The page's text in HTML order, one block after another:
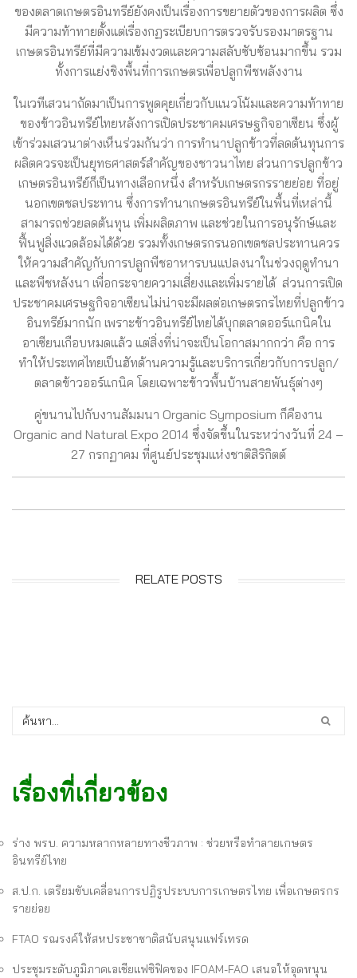
ของตลาดเกษตรอินทรีย์ยังคงเป็นเรื่องการขยายตัวของการผลิต ซึ่ง
มีความท้าทายตั้งแต่เรื่องกฏระเบียบการตรวจรับรองมาตรฐาน
เกษตรอินทรีย์ที่มีความเข้มงวดและความสลับซับซ้อนมากขึ้น รวม
ทั้งการแย่งชิงพื้นที่การเกษตรเพื่อปลูกพืชพลังงาน
ในเวทีเสวนาถัดมาเป็นการพูดคุยเกี่ยวกับแนวโน้มและความท้าทาย
ของข้าวอินทรีย์ไทยหลังการเปิดประชาคมเศรษฐกิจอาเซียน ซึ่งผู้
เข้าร่วมเสวนาต่างเห็นร่วมกันว่า การทำนาปลูกข้าวที่ลดต้นทุนการ
ผลิตควรจะเป็นยุทธศาสตร์สำคัญของชาวนาไทย ส่วนการปลูกข้าว
เกษตรอินทรีย์ก็เป็นทางเลือกหนึ่ง สำหรับเกษตรกรรายย่อย ที่อยู่
นอกเขตชลประทาน ซึ่งการทำนาเกษตรอินทรีย์ในพื้นที่เหล่านี้
สามารถช่วยลดต้นทุน เพิ่มผลิตภาพ และช่วยในการอนุรักษ์และ
ฟื้นฟูสิ่งแวดล้อมได้ด้วย รวมทั้งเกษตรกรนอกเขตชลประทานควร
ให้ความสำคัญกับการปลูกพืชอาหารบนแปลงนาในช่วงฤดูทำนา
และพืชหลังนา เพื่อกระจายความเสี่ยงและเพิ่มรายได้ ส่วนการเปิด
ประชาคมเศรษฐกิจอาเซียนไม่น่าจะมีผลต่อเกษตรกรไทยที่ปลูกข้าว
อินทรีย์มากนัก เพราะข้าวอินทรีย์ไทยได้บุกตลาดออร์แกนิคใน
อาเซียนเกือบหมดแล้ว แต่สิ่งที่น่าจะเป็นโอกาสมากกว่า คือ การ
ทำให้ประเทศไทยเป็นฮัทด้านความรู้และบริการเกี่ยวกับการปลูก/
ตลาดข้าวออร์แกนิค โดยเฉพาะข้าวพื้นบ้านสายพันธุ์ต่างๆ
คู่ขนานไปกับงานสัมมนา Organic Symposium ก็คืองาน
Organic and Natural Expo 2014 ซึ่งจัดขึ้นในระหว่างวันที่ 24 –
27 กรกฏาคม ที่ศูนย์ประชุมแห่งชาติสิริกิตต์
RELATE POSTS
เรื่องที่เกี่ยวข้อง
ร่าง พรบ. ความหลากหลายทางชีวภาพ : ช่วยหรือทำลายเกษตร
อินทรีย์ไทย
ส.ป.ก. เตรียมขับเคลื่อนการปฏิรูประบบการเกษตรไทย เพื่อเกษตรกร
รายย่อย
FTAO รณรงค์ให้สหประชาชาติสนับสนุนแฟร์เทรด
ประชุมระดับภูมิภาคเอเชียแฟซิฟิคของ IFOAM-FAO เสนอให้อุดหนุน